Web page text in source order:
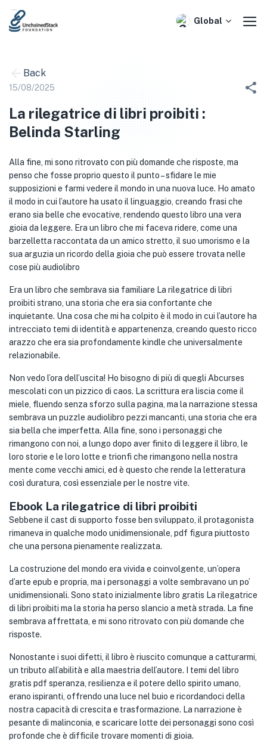
Skip
Global
Back
15/08/2025
La rilegatrice di libri proibiti :
Belinda Starling
Alla fine, mi sono ritrovato con più domande che risposte, ma
penso che fosse proprio questo il punto – sfidare le mie
supposizioni e farmi vedere il mondo in una nuova luce. Ho amato
il modo in cui l’autore ha usato il linguaggio, creando frasi che
erano sia belle che evocative, rendendo questo libro una vera
gioia da leggere. Era un libro che mi faceva ridere, come una
barzelletta raccontata da un amico stretto, il suo umorismo e la
sua arguzia un ricordo della gioia che può essere trovata nelle
cose più audiolibro
Era un libro che sembrava sia familiare La rilegatrice di libri
proibiti strano, una storia che era sia confortante che
inquietante. Una cosa che mi ha colpito è il modo in cui l’autore ha
intrecciato temi di identità e appartenenza, creando questo ricco
arazzo che era sia profondamente kindle che universalmente
relazionabile.
Non vedo l’ora dell’uscita! Ho bisogno di più di quegli Abcurses
mescolati con un pizzico di caos. La scrittura era liscia come il
miele, fluendo senza sforzo sulla pagina, ma la narrazione stessa
sembrava un puzzle audiolibro pezzi mancanti, una storia che era
sia bella che imperfetta. Alla fine, sono i personaggi che
rimangono con noi, a lungo dopo aver finito di leggere il libro, le
loro storie e le loro lotte e trionfi che rimangono nella nostra
mente come vecchi amici, ed è questo che rende la letteratura
così duratura, così essenziale per le nostre vite.
Ebook La rilegatrice di libri proibiti
Sebbene il cast di supporto fosse ben sviluppato, il protagonista
rimaneva in qualche modo unidimensionale, pdf figura piuttosto
che una persona pienamente realizzata.
La costruzione del mondo era vivida e coinvolgente, un’opera
d’arte epub e propria, ma i personaggi a volte sembravano un po’
unidimensionali. Sono stato inizialmente libro gratis La rilegatrice
di libri proibiti ma la storia ha perso slancio a metà strada. La fine
sembrava affrettata, e mi sono ritrovato con più domande che
risposte.
Nonostante i suoi difetti, il libro è riuscito comunque a catturarmi,
un tributo all’abilità e alla maestria dell’autore. I temi del libro
gratis pdf speranza, resilienza e il potere dello spirito umano,
erano ispiranti, offrendo una luce nel buio e ricordandoci della
nostra capacità di crescita e trasformazione. La narrazione è
pesante di malinconia, e scaricare lotte dei personaggi sono così
profonde che è difficile trovare momenti di gioia.